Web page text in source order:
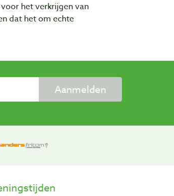
het verkrijgen van
dat het om echte
Aanmelden